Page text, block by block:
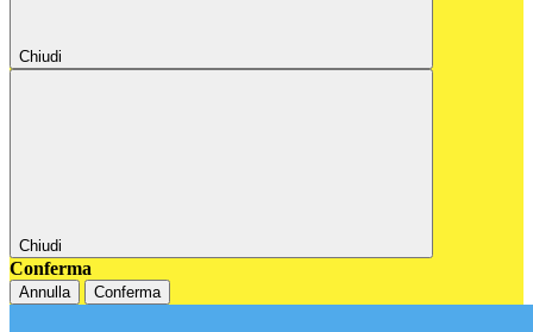
Chiudi
Chiudi
Conferma
Annulla Conferma